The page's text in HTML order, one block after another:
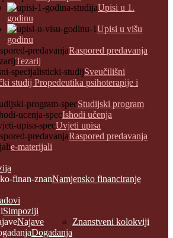
Upisi u 1.
godinu
Upisi u višu
godinu
Raspored predavanja
Tezarij
Sveučilišni
studij Propedeutika psihoterapije i
Studijski program
Ishodi učenja
Uvjeti upisa
Raspored predavanja
e-materijali
Namjensko financiranje
Simpoziji
Najave
Događanja
Znanstveni kolokviji